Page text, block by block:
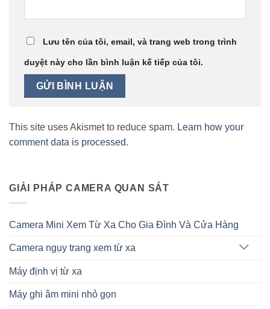
Lưu tên của tôi, email, và trang web trong trình
duyệt này cho lần bình luận kế tiếp của tôi.
This site uses Akismet to reduce spam. Learn how your
comment data is processed.
GIẢI PHÁP CAMERA QUAN SÁT
Camera Mini Xem Từ Xa Cho Gia Đình Và Cửa Hàng
Camera ngụy trang xem từ xa
Máy định vị từ xa
Máy ghi âm mini nhỏ gọn